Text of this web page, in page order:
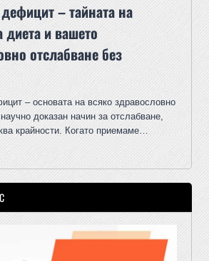
– тайната на
диета и вашето
отслабване без
– основата на всяко здравословно
доказан начин за отслабване,
крайности. Когато приемаме…